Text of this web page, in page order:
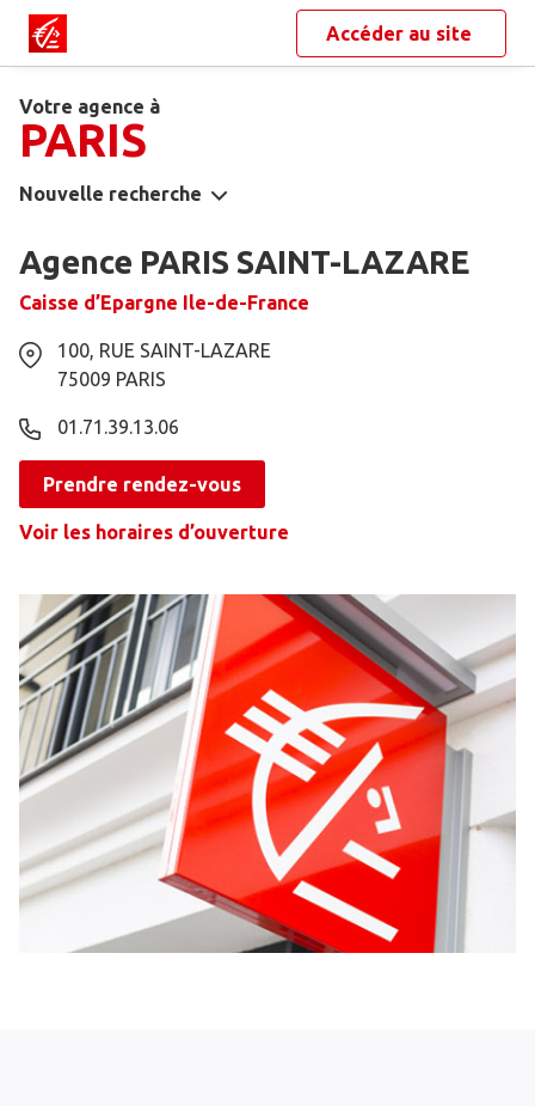
Accéder au site
Votre agence à
PARIS
Nouvelle recherche
Agence PARIS SAINT-LAZARE
Caisse d’Epargne Ile-de-France
100, RUE SAINT-LAZARE
75009 PARIS
01.71.39.13.06
Prendre rendez-vous
Voir les horaires d’ouverture